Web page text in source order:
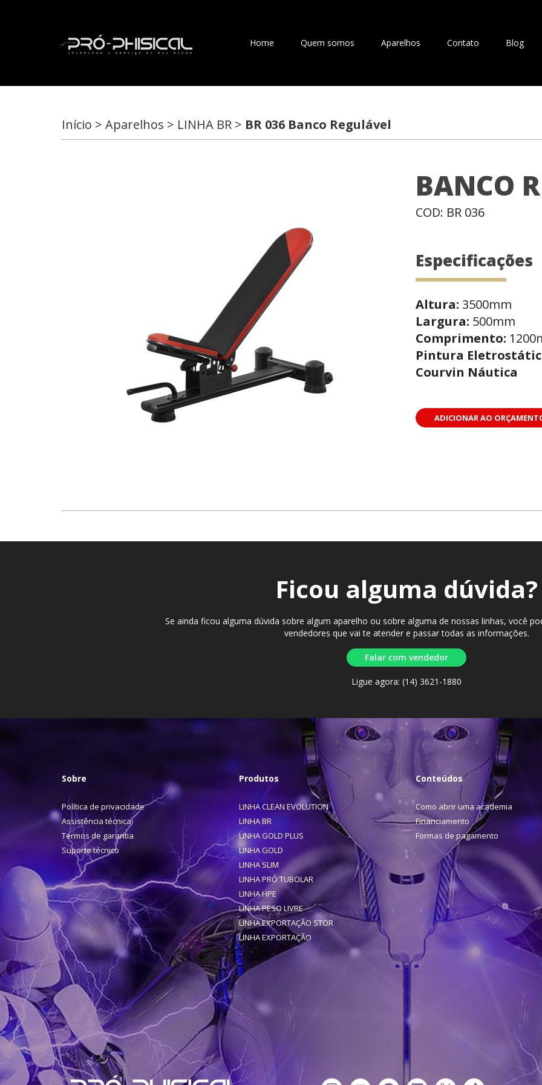
Home Quem somos Aparelhos Contato Blog
Início > Aparelhos > LINHA BR > BR 036 Banco Regulável
BANCO
COD: BR 036
Especificações
Altura: 3500mm
Largura: 500mm
Comprimento:
Pintura
Courvin Náutica
ADICIONAR AO
Ficou alguma dúvida?
Se ainda ficou alguma dúvida sobre algum aparelho ou sobre alguma de nossas linhas, você
vendedores que vai te atender e passar todas as informações.
Falar com vendedor
Ligue agora: (14) 3621-1880
Sobre
Política de privacidade
Assistência técnica
Termos de garantia
Suporte técnico
Produtos
LINHA CLEAN EVOLUTION
LINHA BR
LINHA GOLD PLUS
LINHA GOLD
LINHA SLIM
LINHA PRÓ TUBOLAR
LINHA HPE
LINHA PESO LIVRE
LINHA EXPORTAÇÃO STOR
LINHA EXPORTAÇÃO
Conteúdos
Como abrir uma academia
Financiamento
Formas de pagamento